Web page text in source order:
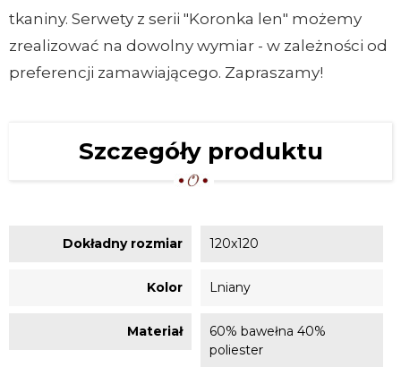
tkaniny. Serwety z serii "Koronka len" możemy
zrealizować na dowolny wymiar - w zależności od
preferencji zamawiającego. Zapraszamy!
Szczegóły produktu
Dokładny rozmiar 120x120
Kolor Lniany
Materiał
60% bawełna 40%
poliester